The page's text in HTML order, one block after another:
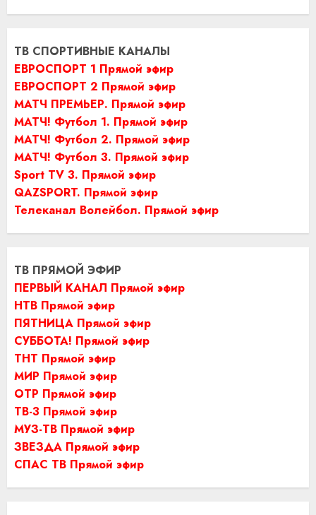
ТВ СПОРТИВНЫЕ КАНАЛЫ
ЕВРОСПОРТ 1 Прямой эфир
ЕВРОСПОРТ 2 Прямой эфир
МАТЧ ПРЕМЬЕР. Прямой эфир
МАТЧ! Футбол 1. Прямой эфир
МАТЧ! Футбол 2. Прямой эфир
МАТЧ! Футбол 3. Прямой эфир
Sport TV 3. Прямой эфир
QAZSPORT. Прямой эфир
Телеканал Волейбол. Прямой эфир
ТВ ПРЯМОЙ ЭФИР
ПЕРВЫЙ КАНАЛ Прямой эфир
НТВ Прямой эфир
ПЯТНИЦА Прямой эфир
СУББОТА! Прямой эфир
ТНТ Прямой эфир
МИР Прямой эфир
ОТР Прямой эфир
ТВ-3 Прямой эфир
МУЗ-ТВ Прямой эфир
ЗВЕЗДА Прямой эфир
СПАС ТВ Прямой эфир